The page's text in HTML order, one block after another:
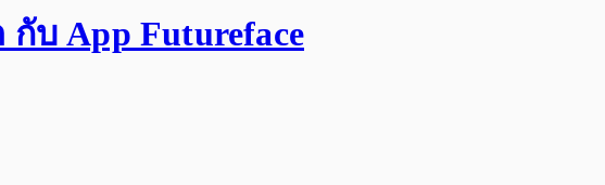
บ App Futureface